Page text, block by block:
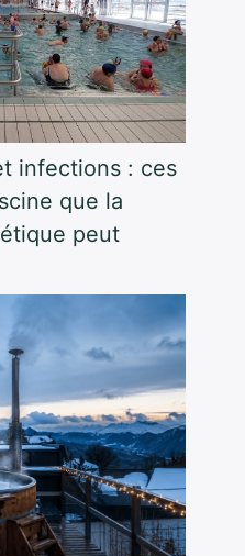
infections : ces
que la
peut